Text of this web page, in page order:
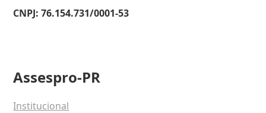
CNPJ: 76.154.731/0001-53
Assespro-PR
Institucional